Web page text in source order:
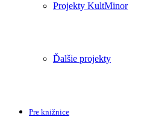
Projekty KultMinor
Ďalšie projekty
Pre knižnice